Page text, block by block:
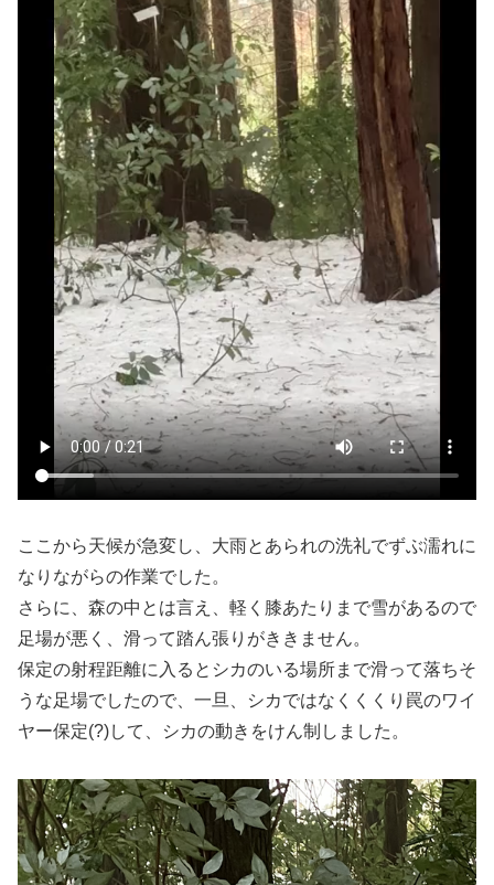
ここから天候が急変し、大雨とあられの洗礼でずぶ濡れに
なりながらの作業でした。
さらに、森の中とは言え、軽く膝あたりまで雪があるので
足場が悪く、滑って踏ん張りがききません。
保定の射程距離に入るとシカのいる場所まで滑って落ちそ
うな足場でしたので、一旦、シカではなくくくり罠のワイ
ヤー保定(?)して、シカの動きをけん制しました。